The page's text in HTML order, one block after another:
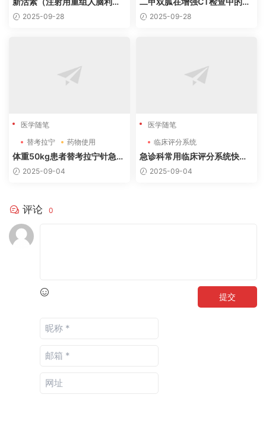
肽)治疗心力衰竭适应证
2025-09-28
用建议（2025年更新）
2025-09-28
医学随笔
替考拉宁
药物使用
体重50kg患者替考拉宁针急诊
使用方案
2025-09-04
医学随笔
临床评分系统
急诊科常用临床评分系统快速
参考指南
2025-09-04
评论 0
提交